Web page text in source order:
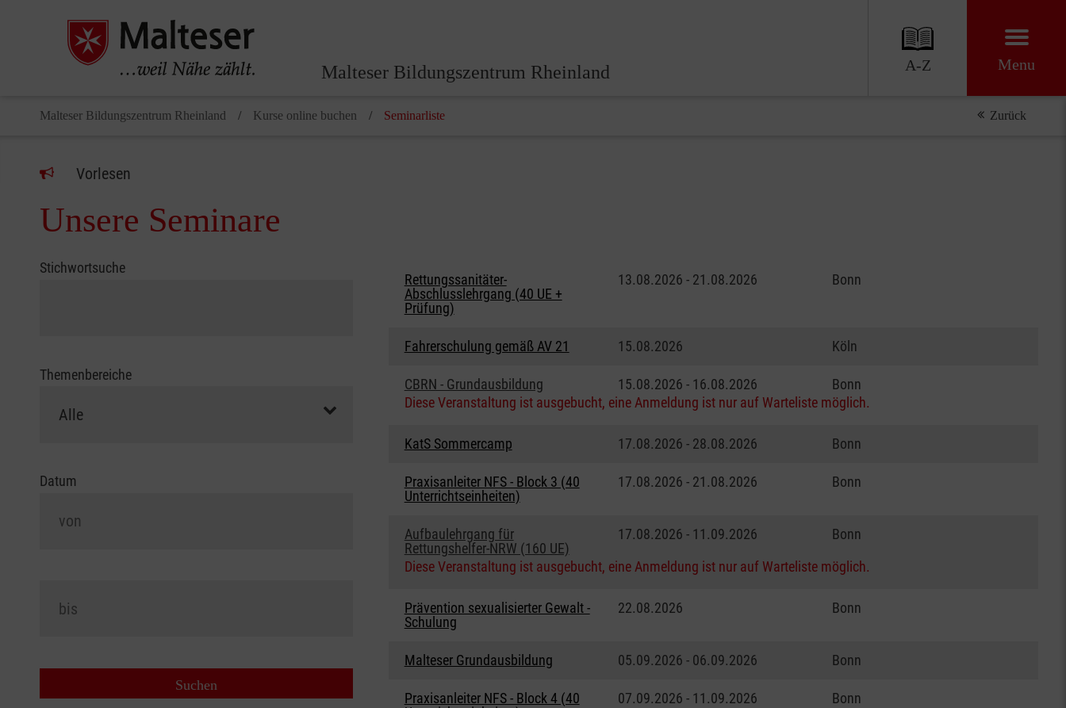
Malteser Bildungszentrum Rheinland A-Z Menu
Malteser Bildungszentrum Rheinland Kurse online buchen Seminarliste Zurück
Vorlesen
Unsere Seminare
Stichwortsuche
Themenbereiche
Datum
Rettungssanitäter-
Abschlusslehrgang (40 UE +
Prüfung)
13.08.2026 - 21.08.2026 Bonn
Fahrerschulung gemäß AV 21 15.08.2026 Köln
CBRN - Grundausbildung 15.08.2026 - 16.08.2026
Bonn
Diese Veranstaltung ist ausgebucht, eine Anmeldung ist nur auf Warteliste möglich.
KatS Sommercamp 17.08.2026 - 28.08.2026 Bonn
Praxisanleiter NFS - Block 3 (40
Unterrichtseinheiten)
17.08.2026 - 21.08.2026 Bonn
Aufbaulehrgang für
Rettungshelfer-NRW (160 UE)
17.08.2026 - 11.09.2026
Bonn
Diese Veranstaltung ist ausgebucht, eine Anmeldung ist nur auf Warteliste möglich.
Prävention sexualisierter Gewalt -
Schulung
22.08.2026 Bonn
Malteser Grundausbildung 05.09.2026 - 06.09.2026 Bonn
Praxisanleiter NFS - Block 4 (40
07.09.2026 - 11.09.2026 Bonn